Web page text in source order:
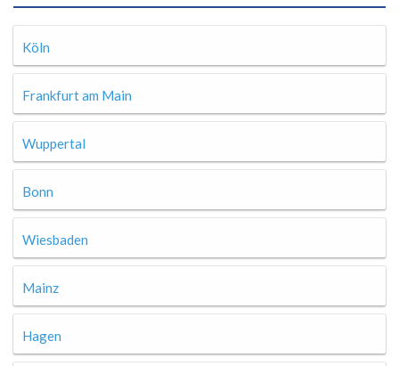
Köln
Frankfurt am Main
Wuppertal
Bonn
Wiesbaden
Mainz
Hagen